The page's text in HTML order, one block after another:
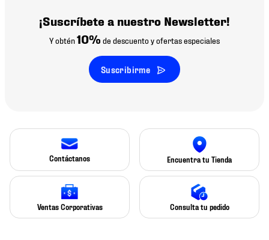
¡Suscríbete a nuestro Newsletter!
Y obtén10% de descuento y ofertas especiales
Suscribirme
Contáctanos Encuentra tu Tienda
Ventas Corporativas Consulta tu pedido